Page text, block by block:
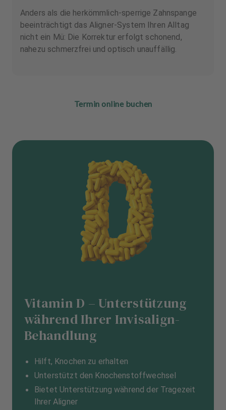
Anders als die herkömmlich-sperrige Zahnspange
beeinträchtigt das Aligner-System Ihren Alltag
nicht ein Mü: Die Korrektur erfolgt schonend,
nahezu schmerzfrei und optisch unauffällig.
Termin online buchen
Vitamin D – Unterstützung
während Ihrer Invisalign-
Behandlung
Hilft, Knochen zu erhalten
Unterstützt den Knochenstoffwechsel
Bietet Unterstützung während der Tragezeit
Ihrer Aligner